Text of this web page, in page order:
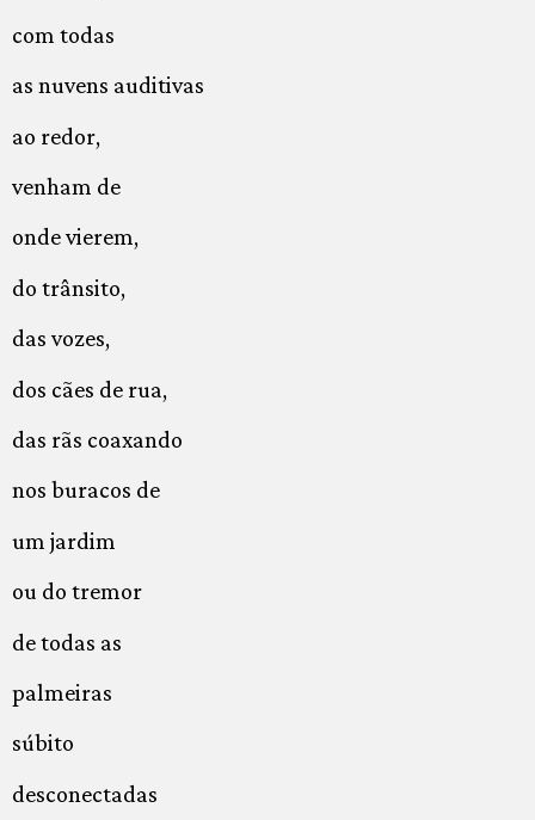
com todas
as nuvens auditivas
ao redor,
venham de
onde vierem,
do trânsito,
das vozes,
dos cães de rua,
das rãs coaxando
nos buracos de
um jardim
ou do tremor
de todas as
palmeiras
súbito
desconectadas